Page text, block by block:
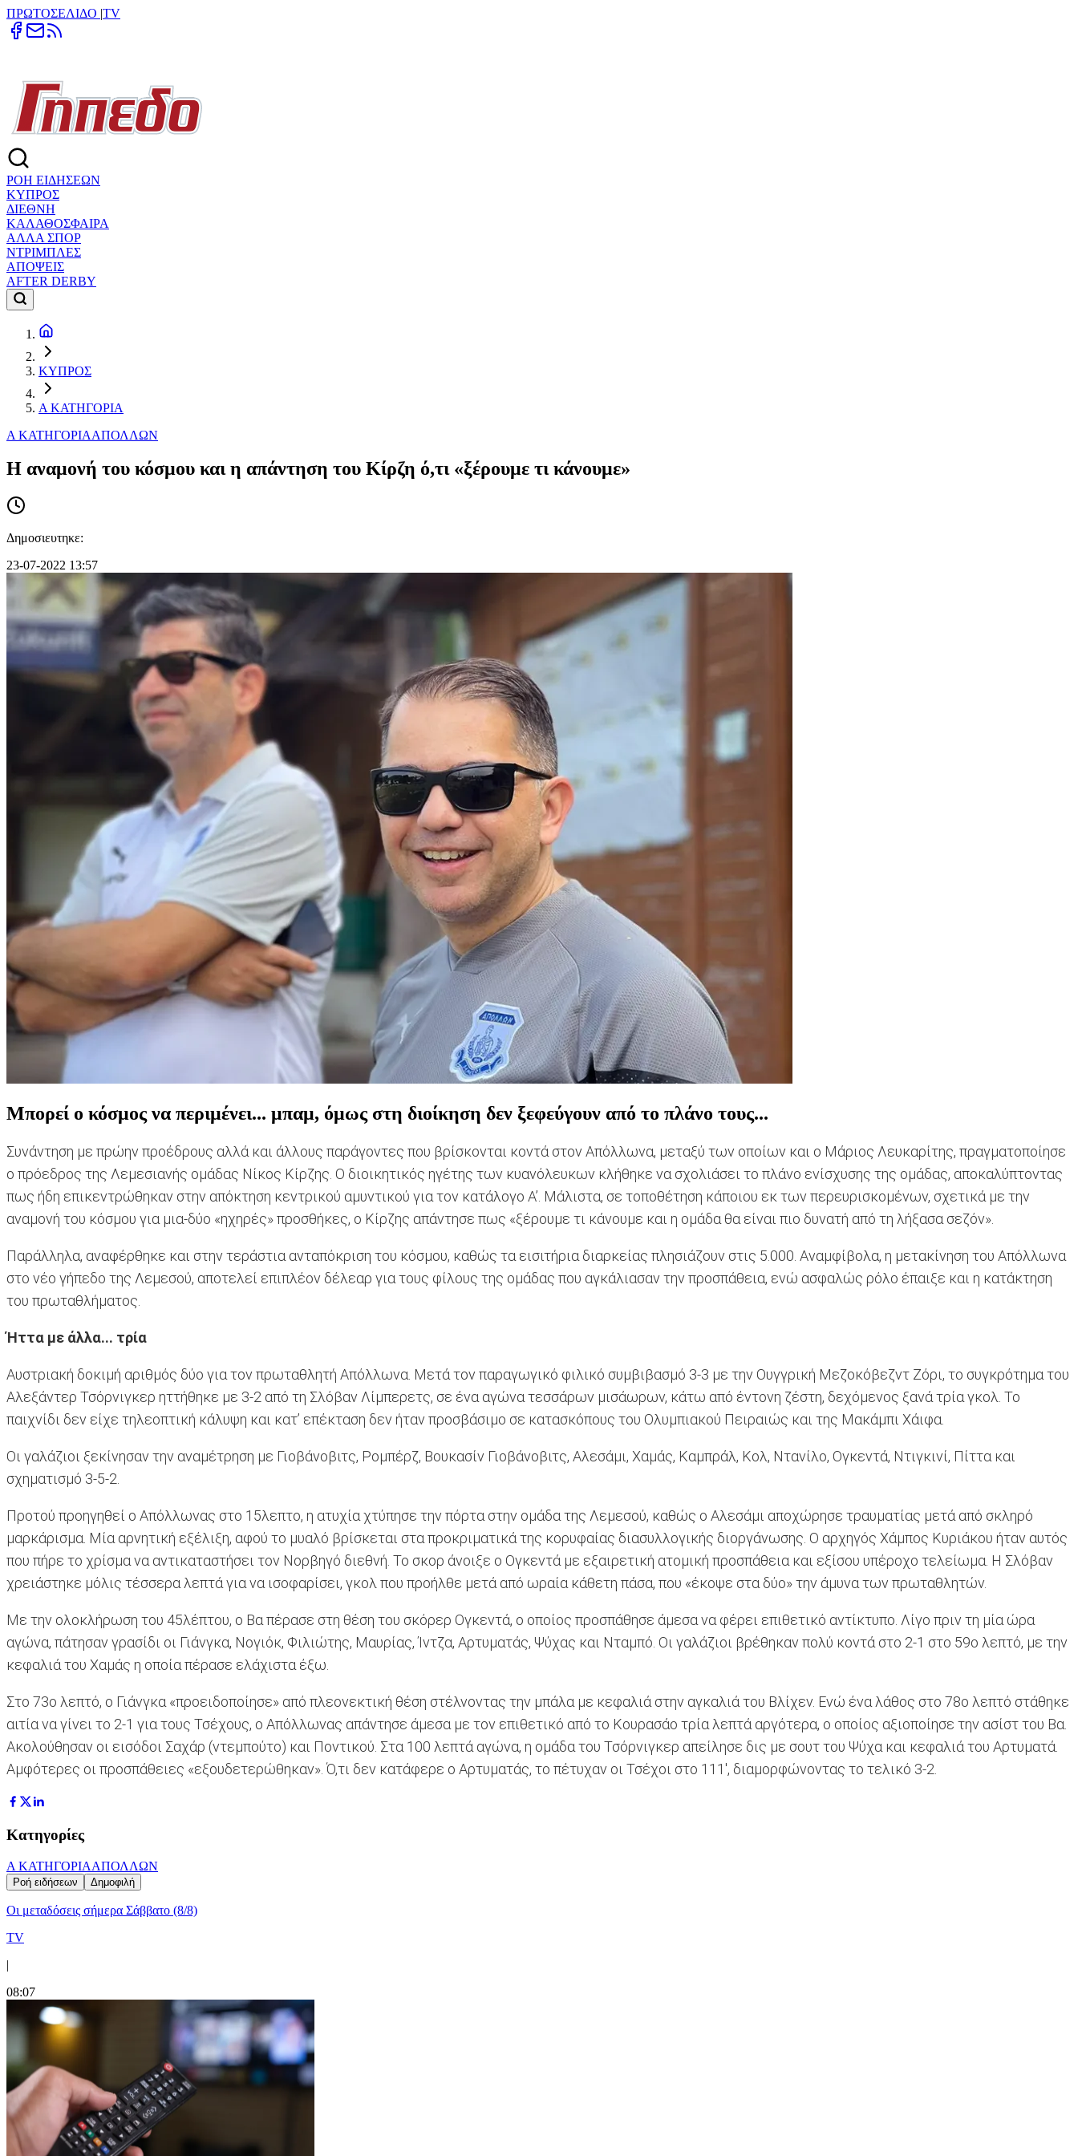
ΠΡΩΤΟΣΕΛΙΔΟ |TV
ΡΟΗ ΕΙΔΗΣΕΩΝ
ΚΥΠΡΟΣ
ΔΙΕΘΝΗ
ΚΑΛΑΘΟΣΦΑΙΡΑ
ΑΛΛΑ ΣΠΟΡ
ΝΤΡΙΜΠΛΕΣ
ΑΠΟΨΕΙΣ
AFTER DERBY
ΚΥΠΡΟΣ
Α ΚΑΤΗΓΟΡΙΑ
Α ΚΑΤΗΓΟΡΙΑΑΠΟΛΛΩΝ
H αναμονή του κόσμου και η απάντηση του Κίρζη ό,τι «ξέρουμε τι κάνουμε»
Δημοσιευτηκε:
23-07-2022 13:57
Μπορεί ο κόσμος να περιμένει... μπαμ, όμως στη διοίκηση δεν ξεφεύγουν από το πλάνο τους...
Συνάντηση με πρώην προέδρους αλλά και άλλους παράγοντες που βρίσκονται κοντά στον Απόλλωνα, μεταξύ των οποίων και o Μάριος Λευκαρίτης, πραγματοποίησε
ο πρόεδρος της Λεμεσιανής ομάδας Νίκος Κίρζης. Ο διοικητικός ηγέτης των κυανόλευκων κλήθηκε να σχολιάσει το πλάνο ενίσχυσης της ομάδας, αποκαλύπτοντας
πως ήδη επικεντρώθηκαν στην απόκτηση κεντρικού αμυντικού για τον κατάλογο Α’. Μάλιστα, σε τοποθέτηση κάποιου εκ των περευρισκομένων, σχετικά με την
αναμονή του κόσμου για μια-δύο «ηχηρές» προσθήκες, ο Κίρζης απάντησε πως «ξέρουμε τι κάνουμε και η ομάδα θα είναι πιο δυνατή από τη λήξασα σεζόν».
Παράλληλα, αναφέρθηκε και στην τεράστια ανταπόκριση του κόσμου, καθώς τα εισιτήρια διαρκείας πλησιάζουν στις 5.000. Αναμφίβολα, η μετακίνηση του Απόλλωνα
στο νέο γήπεδο της Λεμεσού, αποτελεί επιπλέον δέλεαρ για τους φίλους της ομάδας που αγκάλιασαν την προσπάθεια, ενώ ασφαλώς ρόλο έπαιξε και η κατάκτηση
του πρωταθλήματος.
Ήττα με άλλα... τρία
Αυστριακή δοκιμή αριθμός δύο για τον πρωταθλητή Απόλλωνα. Μετά τον παραγωγικό φιλικό συμβιβασμό 3-3 με την Ουγγρική Μεζοκόβεζντ Ζόρι, το συγκρότημα του
Αλεξάντερ Τσόρνιγκερ ηττήθηκε με 3-2 από τη Σλόβαν Λίμπερετς, σε ένα αγώνα τεσσάρων μισάωρων, κάτω από έντονη ζέστη, δεχόμενος ξανά τρία γκολ. Το
παιχνίδι δεν είχε τηλεοπτική κάλυψη και κατ’ επέκταση δεν ήταν προσβάσιμο σε κατασκόπους του Ολυμπιακού Πειραιώς και της Μακάμπι Χάιφα.
Οι γαλάζιοι ξεκίνησαν την αναμέτρηση με Γιοβάνοβιτς, Ρομπέρζ, Βουκασίν Γιοβάνοβιτς, Αλεσάμι, Χαμάς, Καμπράλ, Κολ, Ντανίλο, Ογκεντά, Ντιγκινί, Πίττα και
σχηματισμό 3-5-2.
Προτού προηγηθεί ο Απόλλωνας στο 15λεπτο, η ατυχία χτύπησε την πόρτα στην ομάδα της Λεμεσού, καθώς ο Αλεσάμι αποχώρησε τραυματίας μετά από σκληρό
μαρκάρισμα. Μία αρνητική εξέλιξη, αφού το μυαλό βρίσκεται στα προκριματικά της κορυφαίας διασυλλογικής διοργάνωσης. Ο αρχηγός Χάμπος Κυριάκου ήταν αυτός
που πήρε το χρίσμα να αντικαταστήσει τον Νορβηγό διεθνή. Το σκορ άνοιξε ο Ογκεντά με εξαιρετική ατομική προσπάθεια και εξίσου υπέροχο τελείωμα. Η Σλόβαν
χρειάστηκε μόλις τέσσερα λεπτά για να ισοφαρίσει, γκολ που προήλθε μετά από ωραία κάθετη πάσα, που «έκοψε στα δύο» την άμυνα των πρωταθλητών.
Με την ολοκλήρωση του 45λέπτου, ο Βα πέρασε στη θέση του σκόρερ Ογκεντά, ο οποίος προσπάθησε άμεσα να φέρει επιθετικό αντίκτυπο. Λίγο πριν τη μία ώρα
αγώνα, πάτησαν γρασίδι οι Γιάνγκα, Νογιόκ, Φιλιώτης, Μαυρίας, Ίντζα, Αρτυματάς, Ψύχας και Νταμπό. Οι γαλάζιοι βρέθηκαν πολύ κοντά στο 2-1 στο 59ο λεπτό, με την
κεφαλιά του Χαμάς η οποία πέρασε ελάχιστα έξω.
Στο 73ο λεπτό, ο Γιάνγκα «προειδοποίησε» από πλεονεκτική θέση στέλνοντας την μπάλα με κεφαλιά στην αγκαλιά του Βλίχεν. Ενώ ένα λάθος στο 78ο λεπτό στάθηκε
αιτία να γίνει το 2-1 για τους Τσέχους, ο Απόλλωνας απάντησε άμεσα με τον επιθετικό από το Κουρασάο τρία λεπτά αργότερα, ο οποίος αξιοποίησε την ασίστ του Βα.
Ακολούθησαν οι εισόδοι Σαχάρ (ντεμπούτο) και Ποντικού. Στα 100 λεπτά αγώνα, η ομάδα του Τσόρνιγκερ απείλησε δις με σουτ του Ψύχα και κεφαλιά του Αρτυματά.
Αμφότερες οι προσπάθειες «εξουδετερώθηκαν». Ό,τι δεν κατάφερε ο Αρτυματάς, το πέτυχαν οι Τσέχοι στο 111', διαμορφώνοντας το τελικό 3-2.
Κατηγορίες
Α ΚΑΤΗΓΟΡΙΑΑΠΟΛΛΩΝ
Ροή ειδήσεων Δημοφιλή
Οι μεταδόσεις σήμερα Σάββατο (8/8)
TV
|
08:07